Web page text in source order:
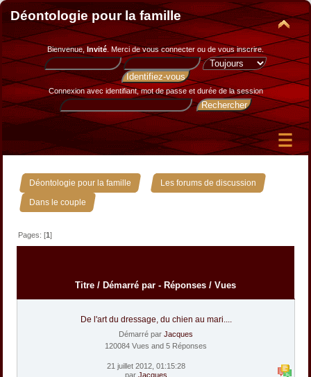
Déontologie pour la famille
Bienvenue, Invité. Merci devous connecter ou de vous inscrire.
Connexion avec identifiant, mot de passe et durée de la session
Déontologie pour la famille » Les forums de discussion »
Dans le couple
Pages: [1]
Titre / Démarré par - Réponses / Vues
De l'art du dressage, du chien au mari....
Démarré par Jacques
120084 Vues and 5 Réponses
21 juillet 2012, 01:15:28
par Jacques